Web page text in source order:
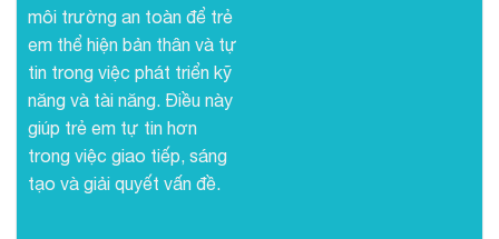
môi trường an toàn để trẻ
em thể hiện bản thân và tự
tin trong việc phát triển kỹ
năng và tài năng. Điều này
giúp trẻ em tự tin hơn
trong việc giao tiếp, sáng
tạo và giải quyết vấn đề.